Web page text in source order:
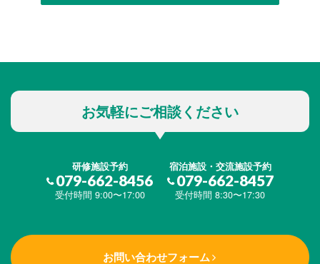
お気軽にご相談ください
研修施設予約
079-662-8456
受付時間 9:00〜17:00
宿泊施設・交流施設予約
079-662-8457
受付時間 8:30〜17:30
お問い合わせフォーム